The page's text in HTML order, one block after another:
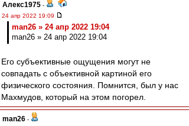
Алекс1975 -
24 апр 2022 19:09
man26 » 24 апр 2022 19:04
man26 » 24 апр 2022 19:04
Его субъективные ощущения могут не
совпадать с объективной картиной его
физического состояния. Помнится, был у нас
Махмудов, который на этом погорел.
man26 -